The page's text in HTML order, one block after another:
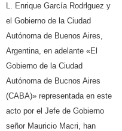
L. Enrique García Rodrlguez y
el Gobierno de la Ciudad
Autónoma de Buenos Aires,
Argentina, en adelante «El
Gobierno de la Ciudad
Autónoma de Bucnos Aires
(CABA)» representada en este
acto por el Jefe de Gobierno
señor Mauricio Macri, han